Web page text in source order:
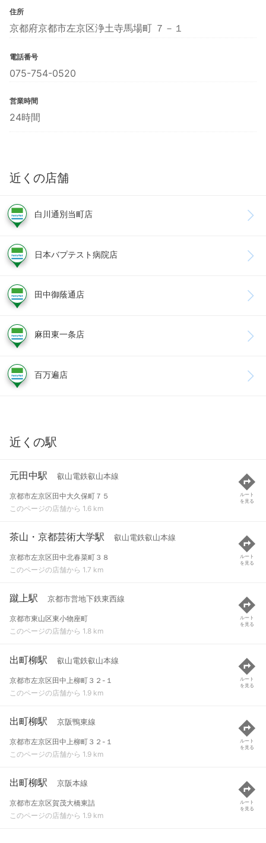
住所
京都府京都市左京区浄土寺馬場町 ７－１
電話番号
075-754-0520
営業時間
24時間
近くの店舗
白川通別当町店
日本バプテスト病院店
田中御蔭通店
麻田東一条店
百万遍店
近くの駅
元田中駅 叡山電鉄叡山本線
京都市左京区田中大久保町７５
このページの店舗から 1.6 km
ルート
を見る
茶山・京都芸術大学駅 叡山電鉄叡山本線
京都市左京区田中北春菜町３８
このページの店舗から 1.7 km
ルート
を見る
蹴上駅 京都市営地下鉄東西線
京都市東山区東小物座町
このページの店舗から 1.8 km
ルート
を見る
出町柳駅 叡山電鉄叡山本線
京都市左京区田中上柳町３２-１
このページの店舗から 1.9 km
ルート
を見る
出町柳駅 京阪鴨東線
京都市左京区田中上柳町３２-１
このページの店舗から 1.9 km
ルート
を見る
出町柳駅 京阪本線
京都市左京区賀茂大橋東詰
このページの店舗から 1.9 km
ルート
を見る